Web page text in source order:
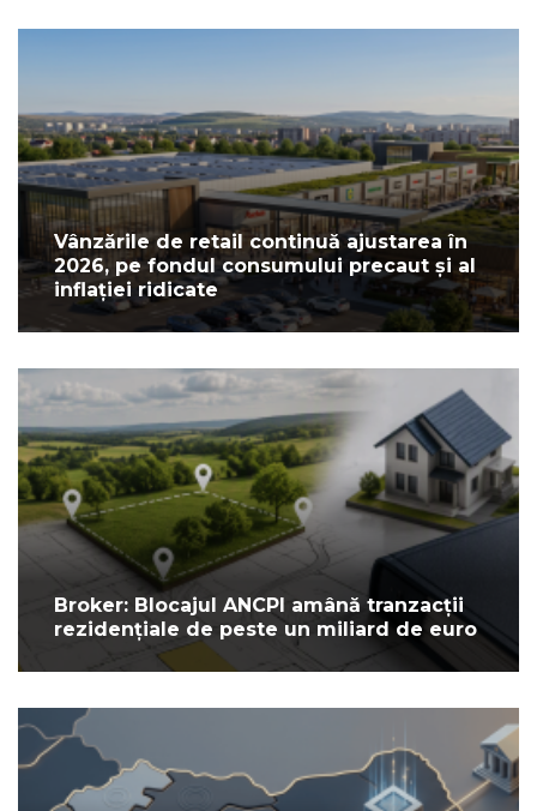
Vânzările de retail continuă ajustarea în
2026, pe fondul consumului precaut și al
inflației ridicate
Broker: Blocajul ANCPI amână tranzacții
rezidențiale de peste un miliard de euro